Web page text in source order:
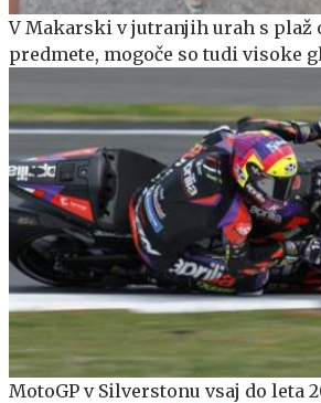
V Makarski v jutranjih urah s plaž
predmete, mogoče so tudi visoke
MotoGP v Silverstonu vsaj do leta